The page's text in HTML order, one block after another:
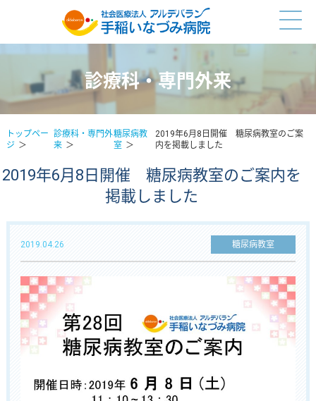
診療科・専門外来
トップペー
ジ
診療科・専門外
来
糖尿病教
室
2019年6月8日開催 糖尿病教室のご案
内を掲載しました
2019年6月8日開催 糖尿病教室のご案内を
掲載しました
2019.04.26 糖尿病教室